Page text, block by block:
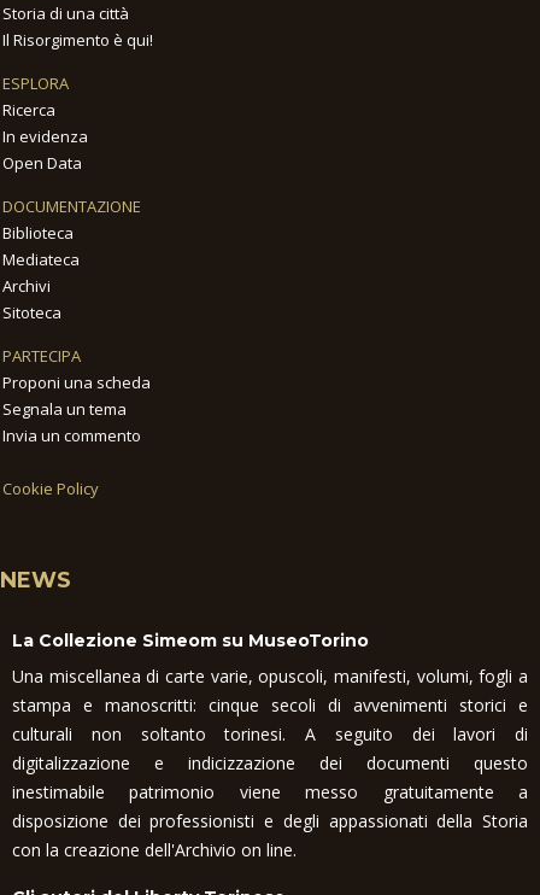
Storia di una città
Il Risorgimento è qui!
ESPLORA
Ricerca
In evidenza
Open Data
DOCUMENTAZIONE
Biblioteca
Mediateca
Archivi
Sitoteca
PARTECIPA
Proponi una scheda
Segnala un tema
Invia un commento
Cookie Policy
NEWS
La Collezione Simeom su MuseoTorino
Una miscellanea di carte varie, opuscoli, manifesti, volumi, fogli a
stampa e manoscritti: cinque secoli di avvenimenti storici e
culturali non soltanto torinesi. A seguito dei lavori di
digitalizzazione e indicizzazione dei documenti questo
inestimabile patrimonio viene messo gratuitamente a
disposizione dei professionisti e degli appassionati della Storia
con la creazione dell'Archivio on line.